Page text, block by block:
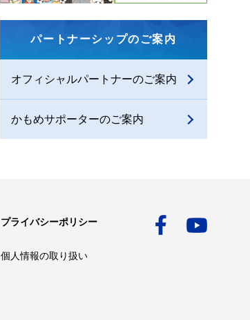
パートナーシップのご案内
オフィシャルパートナーのご案内
かもめサポーターのご案内
プライバシーポリシー
個人情報の取り扱い